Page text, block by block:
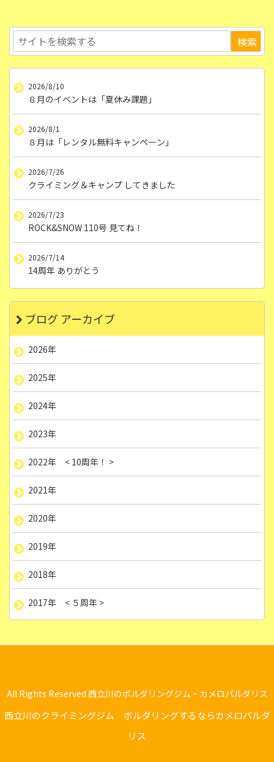
2026/8/10
８月のイベントは「夏休み課題」
2026/8/1
８月は「レンタル無料キャンペーン」
2026/7/26
クライミング＆キャンプ してきました
2026/7/23
ROCK&SNOW 110号 見てね！
2026/7/14
14周年 ありがとう
ブログ アーカイブ
2026年
2025年
2024年
2023年
2022年 < 10周年！ >
2021年
2020年
2019年
2018年
2017年 < ５周年 >
All Rights Reserved 西立川のボルダリングジム・カメロパルダリス
西立川のクライミングジム ボルダリングするならカメロパルダ
リス